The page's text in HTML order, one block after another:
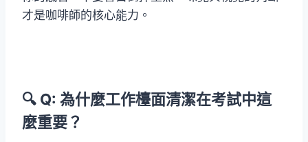
才是咖啡師的核心能力。
🔍 Q: 為什麼工作檯面清潔在考試中這
麼重要？